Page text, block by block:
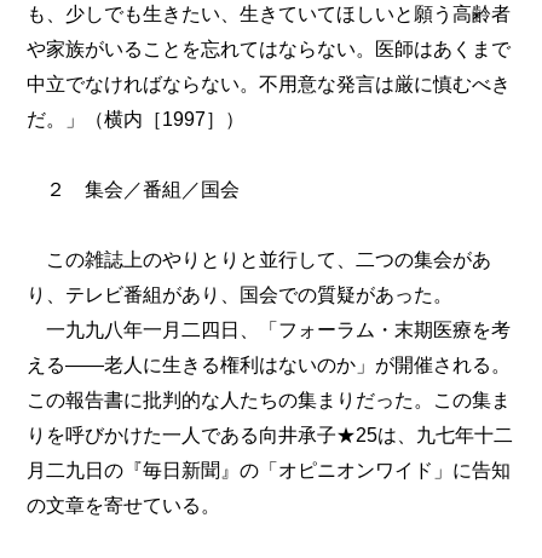
も、少しでも生きたい、生きていてほしいと願う高齢者
や家族がいることを忘れてはならない。医師はあくまで
中立でなければならない。不用意な発言は厳に慎むべき
だ。」（横内［1997］）
２ 集会／番組／国会
この雑誌上のやりとりと並行して、二つの集会があ
り、テレビ番組があり、国会での質疑があった。
一九九八年一月二四日、「フォーラム・末期医療を考
える――老人に生きる権利はないのか」が開催される。
この報告書に批判的な人たちの集まりだった。この集ま
りを呼びかけた一人である向井承子★25は、九七年十二
月二九日の『毎日新聞』の「オピニオンワイド」に告知
の文章を寄せている。